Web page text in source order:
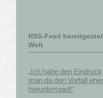
RSS-Feed
Welt
„Ich habe den
man da den Vorfall eher
herunterspielt“